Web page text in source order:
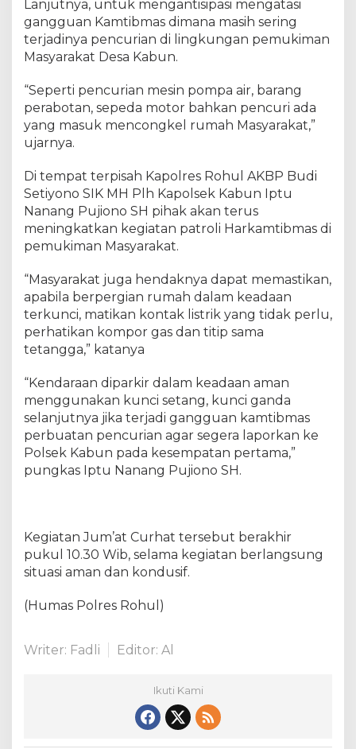
Lanjutnya, untuk mengantisipasi mengatasi
gangguan Kamtibmas dimana masih sering
terjadinya pencurian di lingkungan pemukiman
Masyarakat Desa Kabun.
“Seperti pencurian mesin pompa air, barang
perabotan, sepeda motor bahkan pencuri ada
yang masuk mencongkel rumah Masyarakat,”
ujarnya.
Di tempat terpisah Kapolres Rohul AKBP Budi
Setiyono SIK MH Plh Kapolsek Kabun Iptu
Nanang Pujiono SH pihak akan terus
meningkatkan kegiatan patroli Harkamtibmas di
pemukiman Masyarakat.
“Masyarakat juga hendaknya dapat memastikan,
apabila berpergian rumah dalam keadaan
terkunci, matikan kontak listrik yang tidak perlu,
perhatikan kompor gas dan titip sama
tetangga,” katanya
“Kendaraan diparkir dalam keadaan aman
menggunakan kunci setang, kunci ganda
selanjutnya jika terjadi gangguan kamtibmas
perbuatan pencurian agar segera laporkan ke
Polsek Kabun pada kesempatan pertama,”
pungkas Iptu Nanang Pujiono SH.
Kegiatan Jum’at Curhat tersebut berakhir
pukul 10.30 Wib, selama kegiatan berlangsung
situasi aman dan kondusif.
(Humas Polres Rohul)
Writer: Fadli Editor: Al
Ikuti Kami